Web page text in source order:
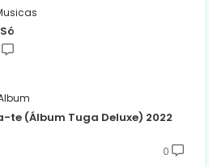
(Álbum Tuga Deluxe) 2022
0